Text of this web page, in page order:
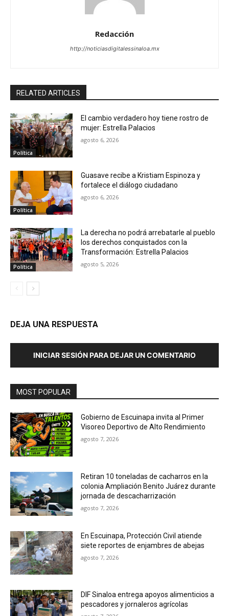
Redacción
http://noticiasdigitalessinaloa.mx
RELATED ARTICLES
Política
El cambio verdadero hoy tiene rostro de
mujer: Estrella Palacios
agosto 6, 2026
Política
Guasave recibe a Kristiam Espinoza y
fortalece el diálogo ciudadano
agosto 6, 2026
Política
La derecha no podrá arrebatarle al pueblo
los derechos conquistados con la
Transformación: Estrella Palacios
agosto 5, 2026
DEJA UNA RESPUESTA
INICIAR SESIÓN PARA DEJAR UN COMENTARIO
MOST POPULAR
Gobierno de Escuinapa invita al Primer
Visoreo Deportivo de Alto Rendimiento
agosto 7, 2026
Retiran 10 toneladas de cacharros en la
colonia Ampliación Benito Juárez durante
jornada de descacharrización
agosto 7, 2026
En Escuinapa, Protección Civil atiende
siete reportes de enjambres de abejas
agosto 7, 2026
DIF Sinaloa entrega apoyos alimenticios a
pescadores y jornaleros agrícolas